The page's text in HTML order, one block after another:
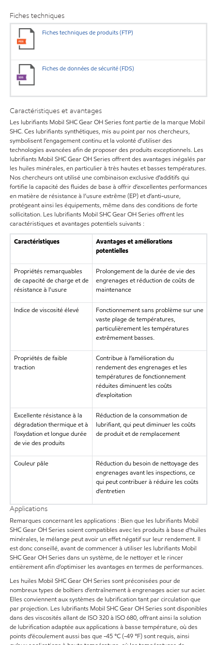
Fiches techniques
Fiches techniques de produits (FTP)
Fiches de données de sécurité (FDS)
Caractéristiques et avantages
Les lubrifiants Mobil SHC Gear OH Series font partie de la marque Mobil
SHC. Ces lubrifiants synthétiques, mis au point par nos chercheurs,
symbolisent l’engagement continu et la volonté d’utiliser des
technologies avancées afin de proposer des produits exceptionnels. Les
lubrifiants Mobil SHC Gear OH Series offrent des avantages inégalés par
les huiles minérales, en particulier à très hautes et basses températures.
Nos chercheurs ont utilisé une combinaison exclusive d’additifs qui
fortifie la capacité des fluides de base à offrir d’excellentes performances
en matière de résistance à l’usure extrême (EP) et d’anti-usure,
protégeant ainsi les équipements, même dans des conditions de forte
sollicitation. Les lubrifiants Mobil SHC Gear OH Series offrent les
caractéristiques et avantages potentiels suivants :
Caractéristiques
Avantages et améliorations
potentielles
Propriétés remarquables
de capacité de charge et de
résistance à l'usure
Prolongement de la durée de vie des
engrenages et réduction de coûts de
maintenance
Indice de viscosité élevé
Fonctionnement sans problème sur une
vaste plage de températures,
particulièrement les températures
extrêmement basses.
Propriétés de faible
traction
Contribue à l’amélioration du
rendement des engrenages et les
températures de fonctionnement
réduites diminuent les coûts
d’exploitation
Excellente résistance à la
dégradation thermique et à
l’oxydation et longue durée
de vie des produits
Réduction de la consommation de
lubrifiant, qui peut diminuer les coûts
de produit et de remplacement
Couleur pâle
Réduction du besoin de nettoyage des
engrenages avant les inspections, ce
qui peut contribuer à réduire les coûts
d’entretien
Applications
Remarques concernant les applications : Bien que les lubrifiants Mobil
SHC Gear OH Series soient compatibles avec les produits à base d’huiles
minérales, le mélange peut avoir un effet négatif sur leur rendement. Il
est donc conseillé, avant de commencer à utiliser les lubrifiants Mobil
SHC Gear OH Series dans un système, de le nettoyer et le rincer
entièrement afin d’optimiser les avantages en termes de performances.
Les huiles Mobil SHC Gear OH Series sont préconisées pour de
nombreux types de boîtiers d’entraînement à engrenages acier sur acier.
Elles conviennent aux systèmes de lubrification tant par circulation que
par projection. Les lubrifiants Mobil SHC Gear OH Series sont disponibles
dans des viscosités allant de ISO 320 à ISO 680, offrant ainsi la solution
de lubrification adaptée aux applications à basse température, où des
points d’écoulement aussi bas que -45 °C (-49 °F) sont requis, ainsi